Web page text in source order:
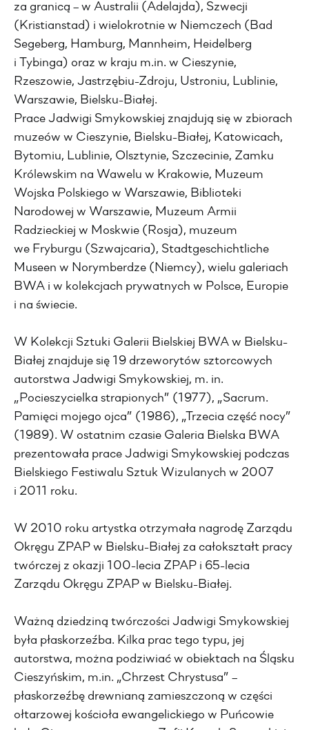
za granicą – w Australii (Adelajda), Szwecji
(Kristianstad) i wielokrotnie w Niemczech (Bad
Segeberg, Hamburg, Mannheim, Heidelberg
i Tybinga) oraz w kraju m.in. w Cieszynie,
Rzeszowie, Jastrzębiu-Zdroju, Ustroniu, Lublinie,
Warszawie, Bielsku-Białej.
Prace Jadwigi Smykowskiej znajdują się w zbiorach
muzeów w Cieszynie, Bielsku-Białej, Katowicach,
Bytomiu, Lublinie, Olsztynie, Szczecinie, Zamku
Królewskim na Wawelu w Krakowie, Muzeum
Wojska Polskiego w Warszawie, Biblioteki
Narodowej w Warszawie, Muzeum Armii
Radzieckiej w Moskwie (Rosja), muzeum
we Fryburgu (Szwajcaria), Stadtgeschichtliche
Museen w Norymberdze (Niemcy), wielu galeriach
BWA i w kolekcjach prywatnych w Polsce, Europie
i na świecie.
W Kolekcji Sztuki Galerii Bielskiej BWA w Bielsku-
Białej znajduje się 19 drzeworytów sztorcowych
autorstwa Jadwigi Smykowskiej, m. in.
„Pocieszycielka strapionych” (1977), „Sacrum.
Pamięci mojego ojca” (1986), „Trzecia część nocy”
(1989). W ostatnim czasie Galeria Bielska BWA
prezentowała prace Jadwigi Smykowskiej podczas
Bielskiego Festiwalu Sztuk Wizulanych w 2007
i 2011 roku.
W 2010 roku artystka otrzymała nagrodę Zarządu
Okręgu ZPAP w Bielsku-Białej za całokształt pracy
twórczej z okazji 100-lecia ZPAP i 65-lecia
Zarządu Okręgu ZPAP w Bielsku-Białej.
Ważną dziedziną twórczości Jadwigi Smykowskiej
była płaskorzeźba. Kilka prac tego typu, jej
autorstwa, można podziwiać w obiektach na Śląsku
Cieszyńskim, m.in. „Chrzest Chrystusa” –
płaskorzeźbę drewnianą zamieszczoną w części
ołtarzowej kościoła ewangelickiego w Puńcowie